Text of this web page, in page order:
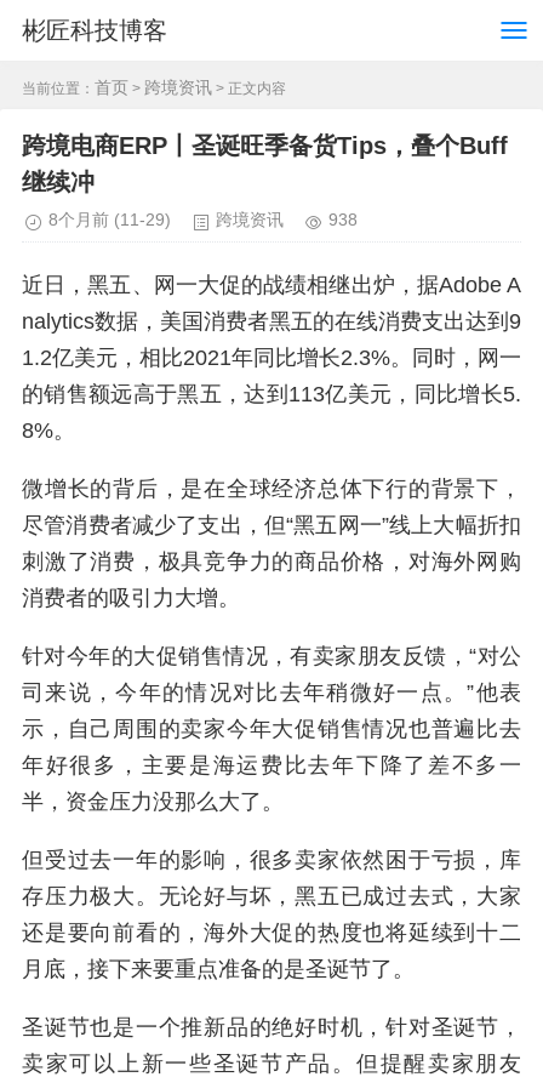
彬匠科技博客
当前位置： 首页 > 跨境资讯 > 正文内容
跨境电商ERP丨圣诞旺季备货Tips，叠个Buff
继续冲
8个月前 (11-29) 跨境资讯 938
近日，黑五、网一大促的战绩相继出炉，据Adobe A
nalytics数据，美国消费者黑五的在线消费支出达到9
1.2亿美元，相比2021年同比增长2.3%。同时，网一
的销售额远高于黑五，达到113亿美元，同比增长5.
8%。
微增长的背后，是在全球经济总体下行的背景下，
尽管消费者减少了支出，但“黑五网一”线上大幅折扣
刺激了消费，极具竞争力的商品价格，对海外网购
消费者的吸引力大增。
针对今年的大促销售情况，有卖家朋友反馈，“对公
司来说，今年的情况对比去年稍微好一点。”他表
示，自己周围的卖家今年大促销售情况也普遍比去
年好很多，主要是海运费比去年下降了差不多一
半，资金压力没那么大了。
但受过去一年的影响，很多卖家依然困于亏损，库
存压力极大。无论好与坏，黑五已成过去式，大家
还是要向前看的，海外大促的热度也将延续到十二
月底，接下来要重点准备的是圣诞节了。
圣诞节也是一个推新品的绝好时机，针对圣诞节，
卖家可以上新一些圣诞节产品。但提醒卖家朋友